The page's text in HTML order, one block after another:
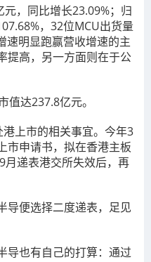
，同比增长23.09%；归
，32位MCU出货量
速明显跑赢营收增速的主
提高，另一方面则在于公
值达237.8亿元。
上市的相关事宜。今年3
市申请书，拟在香港主板
递表港交所失效后，再
导便选择二度递表，足见
导也有自己的打算：通过